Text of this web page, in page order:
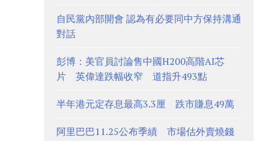
自民黨內部開會 認為有必要同中方保持溝通
對話
彭博：美官員討論售中國H200高階AI芯
片 英偉達跌幅收窄 道指升493點
半年港元定存息最高3.3厘 跌市賺息49萬
阿里巴巴11.25公布季績 市場估外賣燒錢